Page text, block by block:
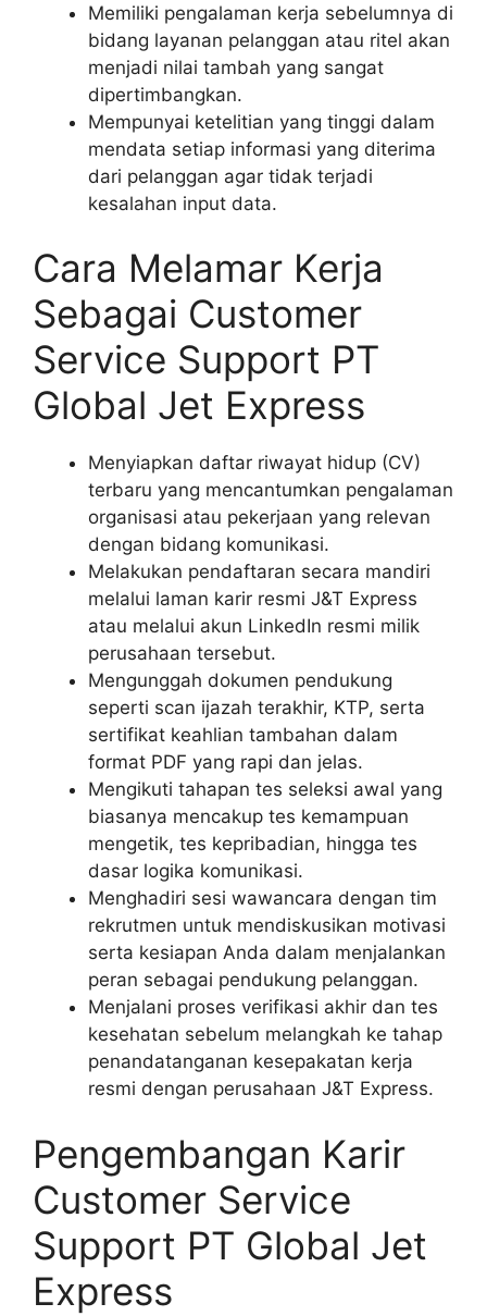
Memiliki pengalaman kerja sebelumnya di
bidang layanan pelanggan atau ritel akan
menjadi nilai tambah yang sangat
dipertimbangkan.
Mempunyai ketelitian yang tinggi dalam
mendata setiap informasi yang diterima
dari pelanggan agar tidak terjadi
kesalahan input data.
Cara Melamar Kerja
Sebagai Customer
Service Support PT
Global Jet Express
Menyiapkan daftar riwayat hidup (CV)
terbaru yang mencantumkan pengalaman
organisasi atau pekerjaan yang relevan
dengan bidang komunikasi.
Melakukan pendaftaran secara mandiri
melalui laman karir resmi J&T Express
atau melalui akun LinkedIn resmi milik
perusahaan tersebut.
Mengunggah dokumen pendukung
seperti scan ijazah terakhir, KTP, serta
sertifikat keahlian tambahan dalam
format PDF yang rapi dan jelas.
Mengikuti tahapan tes seleksi awal yang
biasanya mencakup tes kemampuan
mengetik, tes kepribadian, hingga tes
dasar logika komunikasi.
Menghadiri sesi wawancara dengan tim
rekrutmen untuk mendiskusikan motivasi
serta kesiapan Anda dalam menjalankan
peran sebagai pendukung pelanggan.
Menjalani proses verifikasi akhir dan tes
kesehatan sebelum melangkah ke tahap
penandatanganan kesepakatan kerja
resmi dengan perusahaan J&T Express.
Pengembangan Karir
Customer Service
Support PT Global Jet
Express